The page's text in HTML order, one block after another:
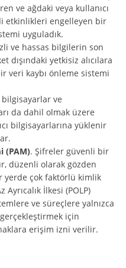
ve ağdaki veya kullanıcı
etkinlikleri engelleyen bir
uyguladık.
ve hassas bilgilerin son
dışındaki yetkisiz alıcılara
veri kaybı önleme sistemi
ve
da dahil olmak üzere
bilgisayarlarına yüklenir
(PAM). Şifreler güvenli bir
düzenli olarak gözden
çok faktörlü kimlik
İlkesi (POLP)
ve süreçlere yalnızca
için
erişim izni verilir.